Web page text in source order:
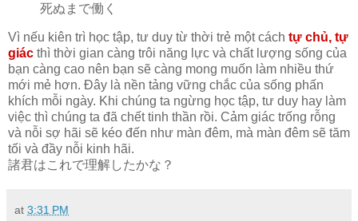
死ぬまで働く
Vì nếu kiên trì học tập, tư duy từ thời trẻ một cách tự chủ, tự
giác thì thời gian càng trôi năng lực và chất lượng sống của
bạn càng cao nên bạn sẽ càng mong muốn làm nhiều thứ
mới mẻ hơn. Đây là nền tảng vững chắc của sống phấn
khích mỗi ngày. Khi chúng ta ngừng học tập, tư duy hay làm
việc thì chúng ta đã chết tinh thần rồi. Cảm giác trống rỗng
và nỗi sợ hãi sẽ kéo đến như màn đêm, mà màn đêm sẽ tăm
tối và đầy nỗi kinh hãi.
諸君はこれで理解したかな？
at 3:31 PM